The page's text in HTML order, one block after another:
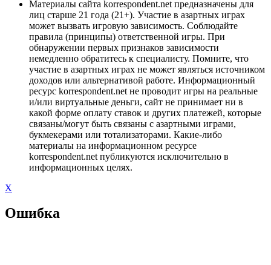
Материалы сайта korrespondent.net предназначены для
лиц старше 21 года (21+). Участие в азартных играх
может вызвать игровую зависимость. Соблюдайте
правила (принципы) ответственной игры. При
обнаружении первых признаков зависимости
немедленно обратитесь к специалисту. Помните, что
участие в азартных играх не может являться источником
доходов или альтернативой работе. Информационный
ресурс korrespondent.net не проводит игры на реальные
и/или виртуальные деньги, сайт не принимает ни в
какой форме оплату ставок и других платежей, которые
связаны/могут быть связаны с азартными играми,
букмекерами или тотализаторами. Какие-либо
материалы на информационном ресурсе
korrespondent.net публикуются исключительно в
информационных целях.
X
Ошибка